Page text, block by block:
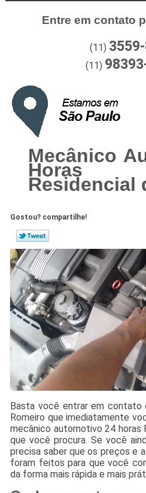
Entre em contato
(11)
(11)
Mecânico
Horas
Residencial
Gostou? compartilhe!
Basta você entrar em contato
Romeiro que imediatamente
mecânico automotivo 24 horas
que você procura. Se você
precisa saber que os preços e
foram feitos para que você
da forma mais rápida e mais